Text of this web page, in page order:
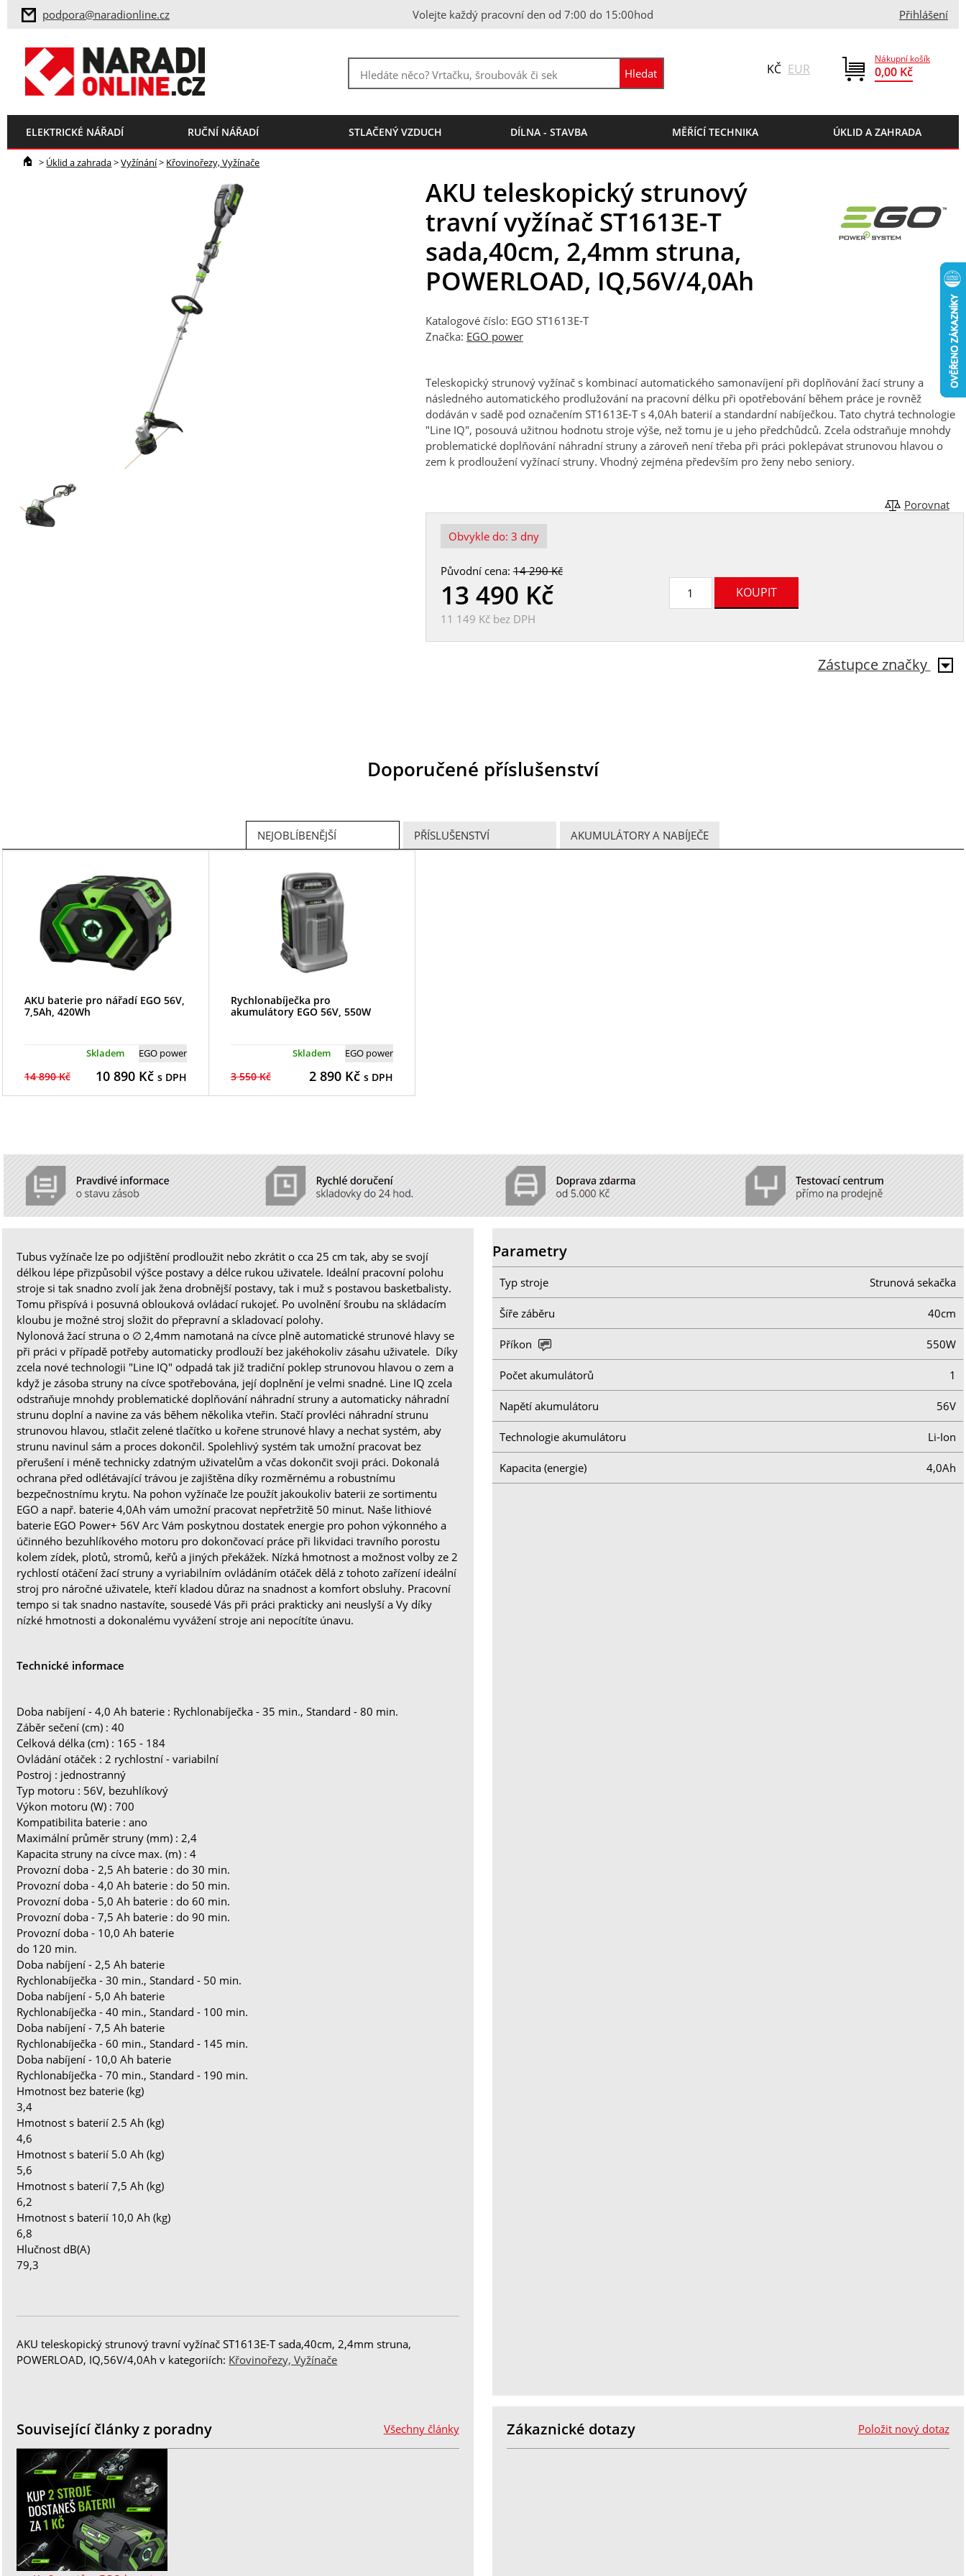
podpora@naradionline.cz Volejte každý pracovní den od 7:00 do 15:00hod Přihlášení
Nákupní košík
0,00 Kč
KČ EUR
ELEKTRICKÉ NÁŘADÍ RUČNÍ NÁŘADÍ STLAČENÝ VZDUCH DÍLNA - STAVBA MĚŘÍCÍ TECHNIKA ÚKLID A ZAHRADA
> Úklid a zahrada>Vyžínání> Křovinořezy, Vyžínače
AKU teleskopický strunový
travní vyžínač ST1613E-T
sada,40cm, 2,4mm struna,
POWERLOAD, IQ,56V/4,0Ah
Katalogové číslo: EGO ST1613E-T
Značka: EGO power
Teleskopický strunový vyžínač s kombinací automatického samonavíjení při doplňování žací struny a
následného automatického prodlužování na pracovní délku při opotřebování během práce je rovněž
dodáván v sadě pod označením ST1613E-T s 4,0Ah baterií a standardní nabíječkou. Tato chytrá technologie
"Line IQ", posouvá užitnou hodnotu stroje výše, než tomu je u jeho předchůdců. Zcela odstraňuje mnohdy
problematické doplňování náhradní struny a zároveň není třeba při práci poklepávat strunovou hlavou o
zem k prodloužení vyžínací struny. Vhodný zejména především pro ženy nebo seniory.
Porovnat
Obvykle do: 3 dny
Původní cena:14 290 Kč
13 490 Kč
11 149 Kčbez DPH
Zástupce značky
Doporučené příslušenství
NEJOBLÍBENĚJŠÍ PŘÍSLUŠENSTVÍ AKUMULÁTORY A NABÍJEČE
AKU baterie pro nářadí EGO 56V,
7,5Ah, 420Wh
EGO power
Skladem
14 890 Kč 10 890Kč s DPH
Rychlonabíječka pro
akumulátory EGO 56V, 550W
EGO power
Skladem
3 550 Kč 2 890Kč s DPH
Tubus vyžínače lze po odjištění prodloužit nebo zkrátit o cca 25 cm tak, aby se svojí
délkou lépe přizpůsobil výšce postavy a délce rukou uživatele. Ideální pracovní polohu
stroje si tak snadno zvolí jak žena drobnější postavy, tak i muž s postavou basketbalisty.
Tomu přispívá i posuvná oblouková ovládací rukojeť. Po uvolnění šroubu na skládacím
kloubu je možné stroj složit do přepravní a skladovací polohy.
Nylonová žací struna o ∅ 2,4mm namotaná na cívce plně automatické strunové hlavy se
při práci v případě potřeby automaticky prodlouží bez jakéhokoliv zásahu uživatele. Díky
zcela nové technologii "Line IQ" odpadá tak již tradiční poklep strunovou hlavou o zem a
když je zásoba struny na cívce spotřebována, její doplnění je velmi snadné. Line IQ zcela
odstraňuje mnohdy problematické doplňování náhradní struny a automaticky náhradní
strunu doplní a navine za vás během několika vteřin. Stačí provléci náhradní strunu
strunovou hlavou, stlačit zelené tlačítko u kořene strunové hlavy a nechat systém, aby
strunu navinul sám a proces dokončil. Spolehlivý systém tak umožní pracovat bez
přerušení i méně technicky zdatným uživatelům a včas dokončit svoji práci. Dokonalá
ochrana před odlétávající trávou je zajištěna díky rozměrnému a robustnímu
bezpečnostnímu krytu. Na pohon vyžínače lze použít jakoukoliv baterii ze sortimentu
EGO a např. baterie 4,0Ah vám umožní pracovat nepřetržitě 50 minut. Naše lithiové
baterie EGO Power+ 56V Arc Vám poskytnou dostatek energie pro pohon výkonného a
účinného bezuhlíkového motoru pro dokončovací práce při likvidaci travního porostu
kolem zídek, plotů, stromů, keřů a jiných překážek. Nízká hmotnost a možnost volby ze 2
rychlostí otáčení žací struny a vyriabilním ovládáním otáček dělá z tohoto zařízení ideální
stroj pro náročné uživatele, kteří kladou důraz na snadnost a komfort obsluhy. Pracovní
tempo si tak snadno nastavíte, sousedé Vás při práci prakticky ani neuslyší a Vy díky
nízké hmotnosti a dokonalému vyvážení stroje ani nepocítíte únavu.
Technické informace
Doba nabíjení - 4,0 Ah baterie : Rychlonabíječka - 35 min., Standard - 80 min.
Záběr sečení (cm) : 40
Celková délka (cm) : 165 - 184
Ovládání otáček : 2 rychlostní - variabilní
Postroj : jednostranný
Typ motoru : 56V, bezuhlíkový
Výkon motoru (W) : 700
Kompatibilita baterie : ano
Maximální průměr struny (mm) : 2,4
Kapacita struny na cívce max. (m) : 4
Provozní doba - 2,5 Ah baterie : do 30 min.
Provozní doba - 4,0 Ah baterie : do 50 min.
Provozní doba - 5,0 Ah baterie : do 60 min.
Provozní doba - 7,5 Ah baterie : do 90 min.
Provozní doba - 10,0 Ah baterie
do 120 min.
Doba nabíjení - 2,5 Ah baterie
Rychlonabíječka - 30 min., Standard - 50 min.
Doba nabíjení - 5,0 Ah baterie
Rychlonabíječka - 40 min., Standard - 100 min.
Doba nabíjení - 7,5 Ah baterie
Rychlonabíječka - 60 min., Standard - 145 min.
Doba nabíjení - 10,0 Ah baterie
Rychlonabíječka - 70 min., Standard - 190 min.
Hmotnost bez baterie (kg)
3,4
Hmotnost s baterií 2.5 Ah (kg)
4,6
Hmotnost s baterií 5.0 Ah (kg)
5,6
Hmotnost s baterií 7,5 Ah (kg)
6,2
Hmotnost s baterií 10,0 Ah (kg)
6,8
Hlučnost dB(A)
79,3
AKU teleskopický strunový travní vyžínač ST1613E-T sada,40cm, 2,4mm struna,
POWERLOAD, IQ,56V/4,0Ah v kategoriích: Křovinořezy, Vyžínače
Parametry
Typ stroje Strunová sekačka
Šíře záběru 40cm
Příkon 550W
Počet akumulátorů 1
Napětí akumulátoru 56V
Technologie akumulátoru Li-Ion
Kapacita (energie) 4,0Ah
Všechny články
Související články z poradny Položit nový dotaz
Zákaznické dotazy